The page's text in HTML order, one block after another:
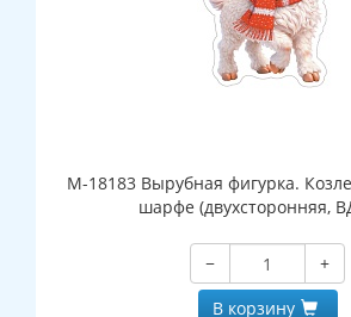
М-18183 Вырубная фигурка.
шарфе (двухсторонняя,
−
+
В корзину